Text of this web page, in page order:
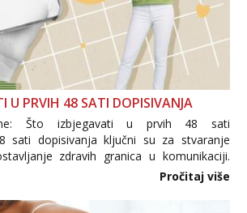
U PRVIH 48 SATI DOPISIVANJA
Što izbjegavati u prvih 48 sati
sati dopisivanja ključni su za stvaranje
zdravih granica u komunikaciji.
prebrzo otkrivanje osobnih ili intimnih
osoba još nije zaslužila to
Pročitaj više